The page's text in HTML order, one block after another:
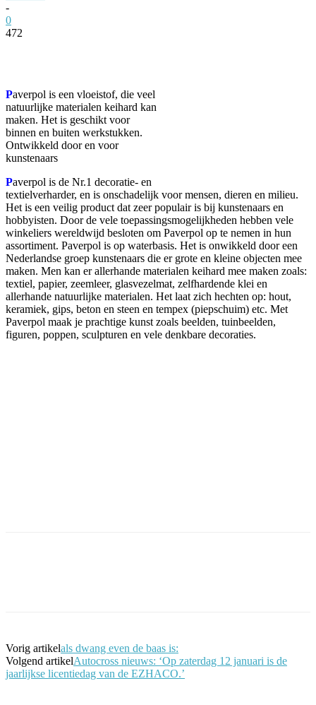
-
0
472
Paverpol is een vloeistof, die veel
natuurlijke materialen keihard kan
maken. Het is geschikt voor
binnen en buiten werkstukken.
Ontwikkeld door en voor
kunstenaars
Paverpol is de Nr.1 decoratie- en
textielverharder, en is onschadelijk voor mensen, dieren en milieu.
Het is een veilig product dat zeer populair is bij kunstenaars en
hobbyisten. Door de vele toepassingsmogelijkheden hebben vele
winkeliers wereldwijd besloten om Paverpol op te nemen in hun
assortiment. Paverpol is op waterbasis. Het is onwikkeld door een
Nederlandse groep kunstenaars die er grote en kleine objecten mee
maken. Men kan er allerhande materialen keihard mee maken zoals:
textiel, papier, zeemleer, glasvezelmat, zelfhardende klei en
allerhande natuurlijke materialen. Het laat zich hechten op: hout,
keramiek, gips, beton en steen en tempex (piepschuim) etc. Met
Paverpol maak je prachtige kunst zoals beelden, tuinbeelden,
figuren, poppen, sculpturen en vele denkbare decoraties.
Vorig artikelals dwang even de baas is:
Volgend artikelAutocross nieuws: ‘Op zaterdag 12 januari is de
jaarlijkse licentiedag van de EZHACO.’